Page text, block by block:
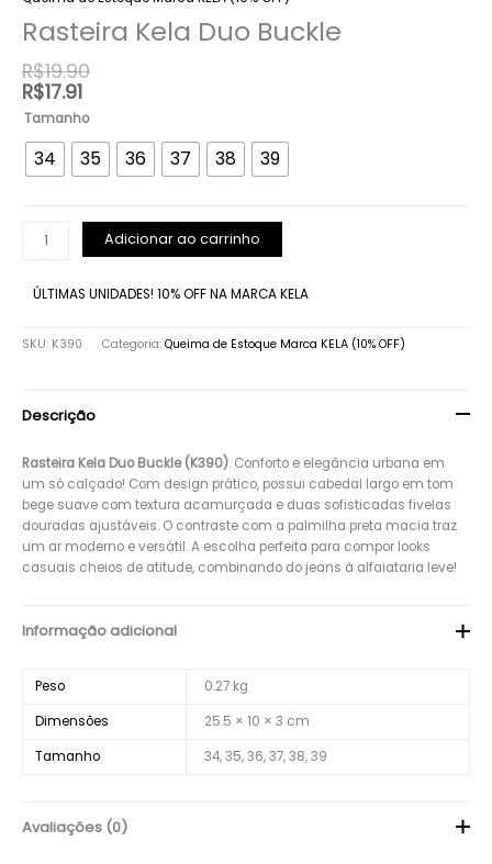
Rasteira Kela Duo Buckle
R$19.90
R$17.91
Tamanho
34 35 36 37 38 39
Adicionar ao carrinho
ÚLTIMAS UNIDADES! 10% OFF NA MARCA KELA
SKU: K390 Categoria: Queima de Estoque Marca KELA (10% OFF)
Descrição
Rasteira Kela Duo Buckle (K390). Conforto e elegância urbana em
um só calçado! Com design prático, possui cabedal largo em tom
bege suave com textura acamurçada e duas sofisticadas fivelas
douradas ajustáveis. O contraste com a palmilha preta macia traz
um ar moderno e versátil. A escolha perfeita para compor looks
casuais cheios de atitude, combinando do jeans à alfaiataria leve!
Informação adicional
Peso
0.27 kg
Dimensões
25.5 × 10 × 3 cm
Tamanho
34, 35, 36, 37, 38, 39
Avaliações (0)